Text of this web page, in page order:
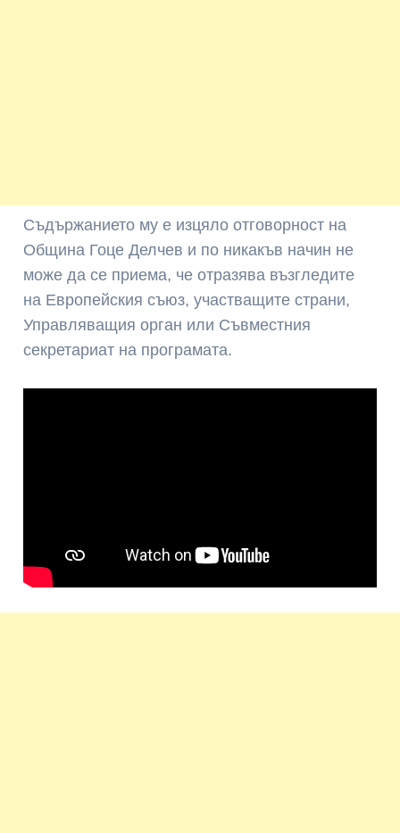
Съдържанието му е изцяло отговорност на
Община Гоце Делчев и по никакъв начин не
може да се приема, че отразява възгледите
на Европейския съюз, участващите страни,
Управляващия орган или Съвместния
секретариат на програмата.